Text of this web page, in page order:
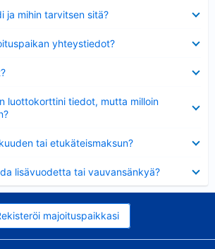
ja mihin tarvitsen sitä?
yhteystiedot?
luottokorttini tiedot, mutta milloin
tai etukäteismaksun?
lisävuodetta tai vauvansänkyä?
majoituspaikkasi